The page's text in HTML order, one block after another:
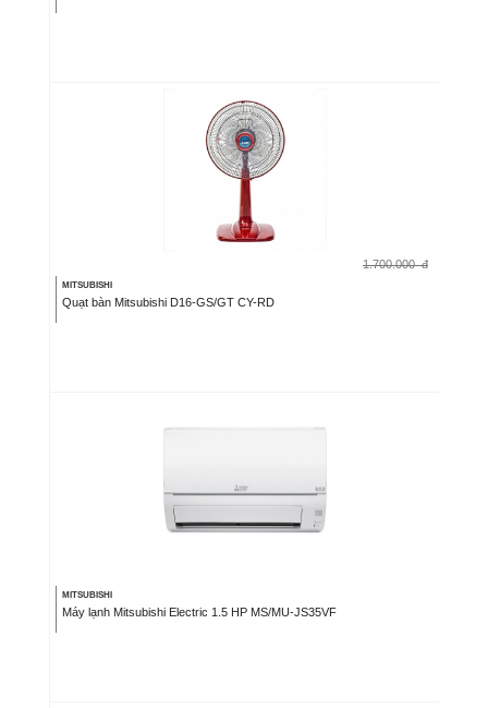
1.700.000 đ
MITSUBISHI
Quạt bàn Mitsubishi D16-GS/GT CY-RD
MITSUBISHI
Máy lạnh Mitsubishi Electric 1.5 HP MS/MU-JS35VF